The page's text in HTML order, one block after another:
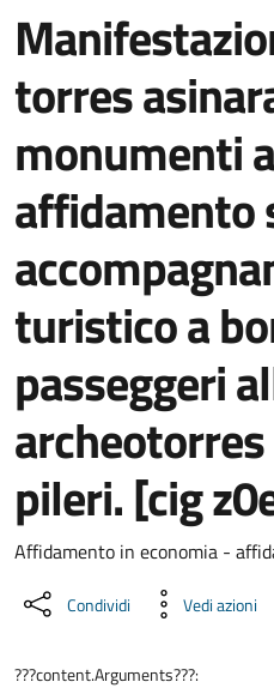
torres
monumenti
affidamento
turistico a
passeggeri
pileri. [cig
Dettaglio del documento
Affidamento in economia -
Condividi Vedi azioni
???content.Arguments???: